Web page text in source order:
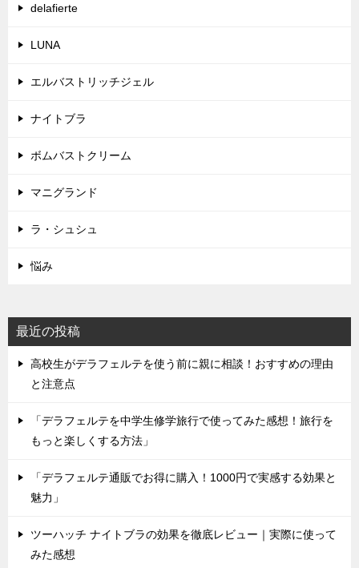
delafierte
LUNA
エルバストリッチジェル
ナイトブラ
ボムバストクリーム
マニグランド
ラ・シュシュ
悩み
最近の投稿
高校生がデラフェルテを使う前に親に相談！おすすめの理由
と注意点
「デラフェルテを中学生修学旅行で使ってみた感想！旅行を
もっと楽しくする方法」
「デラフェルテ通販でお得に購入！1000円で実感する効果と
魅力」
ツーハッチ ナイトブラの効果を徹底レビュー｜実際に使って
みた感想